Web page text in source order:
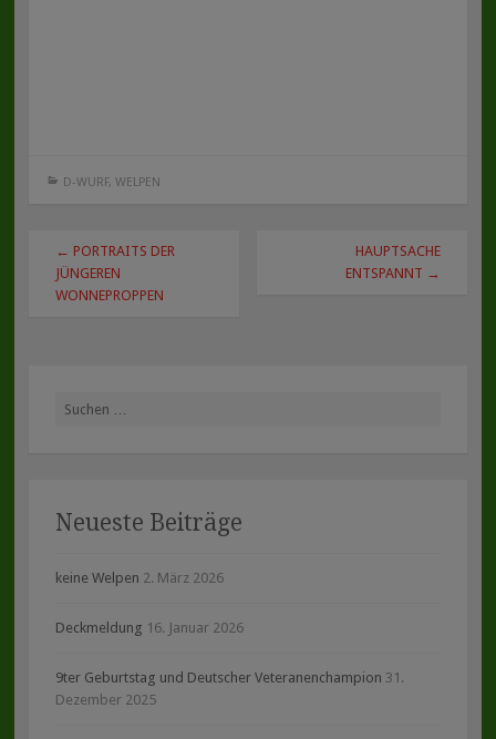
D-WURF, WELPEN
Beitragsnavigation
← PORTRAITS DER
JÜNGEREN
WONNEPROPPEN
HAUPTSACHE
ENTSPANNT →
Suche
Neueste Beiträge
keine Welpen 2. März 2026
Deckmeldung 16. Januar 2026
9ter Geburtstag und Deutscher Veteranenchampion 31.
Dezember 2025